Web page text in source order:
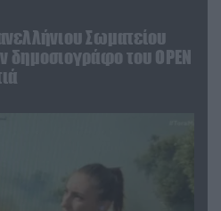
Σωματείου
δημοσιογράφο του OPEN